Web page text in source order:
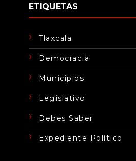
ETIQUETAS
Tlaxcala
Democracia
Municipios
Legislativo
Debes Saber
Expediente Político